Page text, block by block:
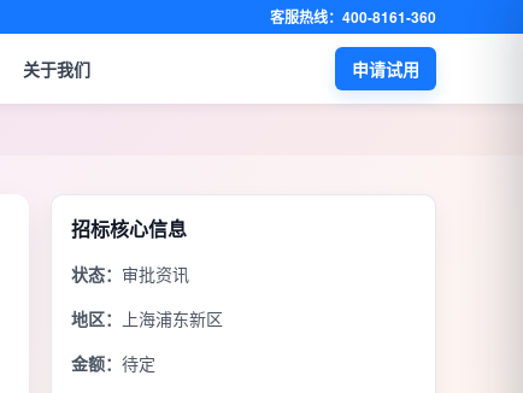
客服热线：400-8161-360
关于我们 申请试用
招标核心信息
状态： 审批资讯
地区：
上海浦东新区
金额： 待定